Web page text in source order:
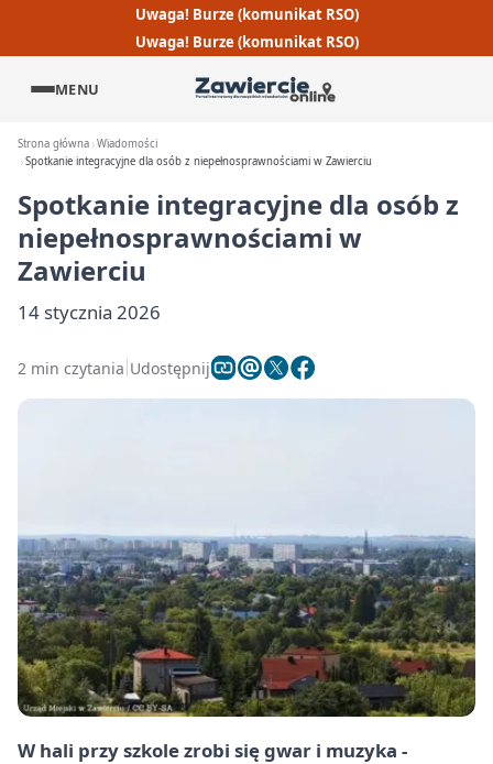
Uwaga! Burze (komunikat RSO)
Uwaga! Burze (komunikat RSO)
MENU
Strona główna Wiadomości
Spotkanie integracyjne dla osób z niepełnosprawnościami w Zawierciu
Spotkanie integracyjne dla osób z
niepełnosprawnościami w
Zawierciu
14 stycznia 2026
2 min czytania Udostępnij
W hali przy szkole zrobi się gwar i muzyka -